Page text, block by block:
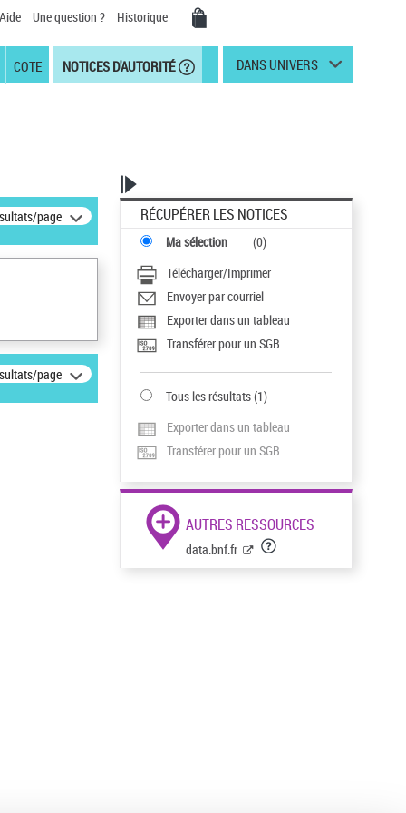
Aide Une question ? Historique
COTE NOTICES D'AUTORITÉ DANS UNIVERS
page
page
RÉCUPÉRER LES NOTICES
Ma sélection (0)
Télécharger/Imprimer
Envoyer par courriel
Exporter dans un tableau
Transférer pour un SGB
Tous les résultats(1)
Exporter dans un tableau
Transférer pour un SGB
AUTRES RESSOURCES
data.bnf.fr